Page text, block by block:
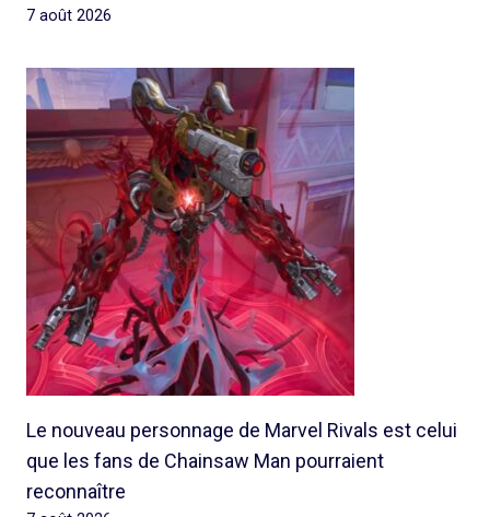
7 août 2026
Le nouveau personnage de Marvel Rivals est celui
que les fans de Chainsaw Man pourraient
reconnaître